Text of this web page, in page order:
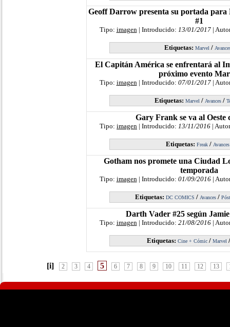
Geoff Darrow presenta su portada para
#1
Tipo: imagen| Introducido: 13/01/2017|
Etiquetas: Marvel/
El Capitán América se enfrentará al
próximo evento
Tipo: imagen| Introducido: 07/01/2017|
Etiquetas: Marvel/ Avances/
Gary Frank se va al Oeste
Tipo: imagen | Introducido: 13/11/2016 |
Etiquetas: Freak/ Avances
Gotham nos promete una Ciudad
temporada
Tipo: imagen| Introducido: 01/09/2016|
Etiquetas: DC COMICS / Avances /
Darth Vader #25 según
Tipo: imagen| Introducido: 21/08/2016|
Etiquetas: Cine + Cómic/ Marvel
[i] 2 3 4 5 6 7 8 9 10 11 12 13